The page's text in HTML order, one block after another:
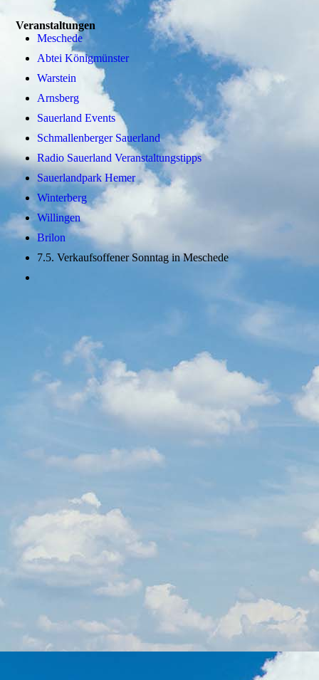
Veranstaltungen
Meschede
Abtei Königmünster
Warstein
Arnsberg
Sauerland Events
Schmallenberger Sauerland
Radio Sauerland Veranstaltungstipps
Sauerlandpark Hemer
Winterberg
Willingen
Brilon
7.5. Verkaufsoffener Sonntag in Meschede